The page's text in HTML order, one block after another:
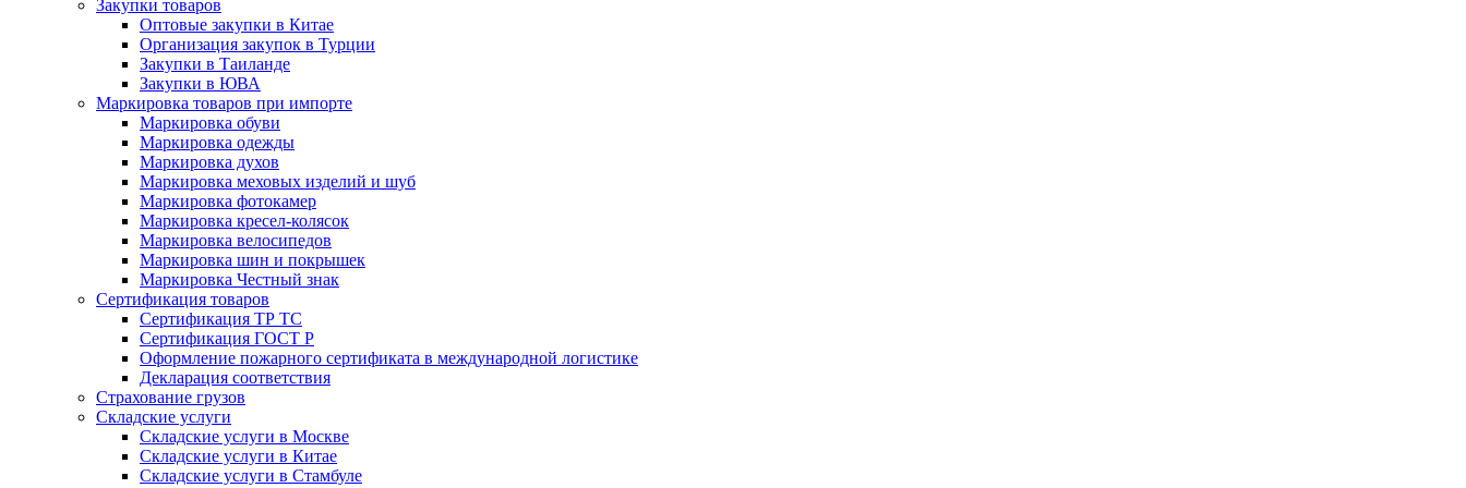
Закупки товаров
Оптовые закупки в Китае
Организация закупок в Турции
Закупки в Таиланде
Закупки в ЮВА
Маркировка товаров при импорте
Маркировка обуви
Маркировка одежды
Маркировка духов
Маркировка меховых изделий и шуб
Маркировка фотокамер
Маркировка кресел-колясок
Маркировка велосипедов
Маркировка шин и покрышек
Маркировка Честный знак
Сертификация товаров
Сертификация ТР ТС
Сертификация ГОСТ Р
Оформление пожарного сертификата в международной логистике
Декларация соответствия
Страхование грузов
Складские услуги
Складские услуги в Москве
Складские услуги в Китае
Складские услуги в Стамбуле